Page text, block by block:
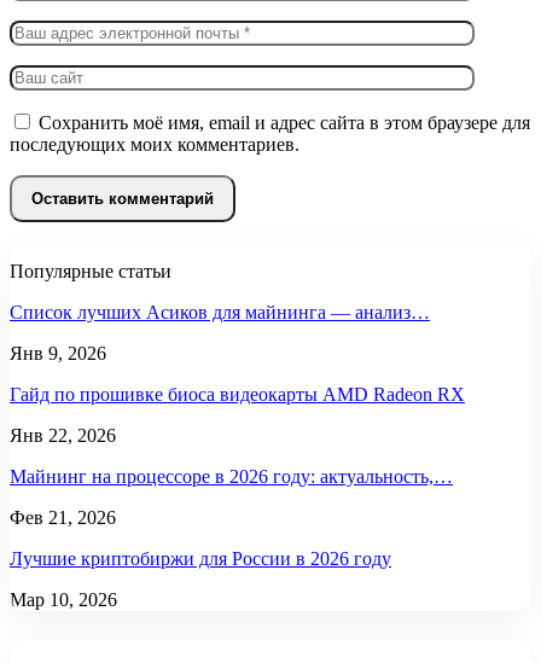
Сохранить моё имя, email и адрес сайта в этом браузере для
последующих моих комментариев.
Популярные статьи
Список лучших Асиков для майнинга — анализ…
Янв 9, 2026
Гайд по прошивке биоса видеокарты AMD Radeon RX
Янв 22, 2026
Майнинг на процессоре в 2026 году: актуальность,…
Фев 21, 2026
Лучшие криптобиржи для России в 2026 году
Мар 10, 2026